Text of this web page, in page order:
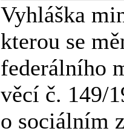
Vyhláška
kterou se
federálního
věcí č. 149/
o sociálním